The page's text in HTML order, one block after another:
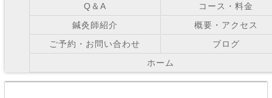
Q＆A
コース・料金
鍼灸師紹介
概要・アクセス
ご予約・お問い合わせ
ブログ
ホーム